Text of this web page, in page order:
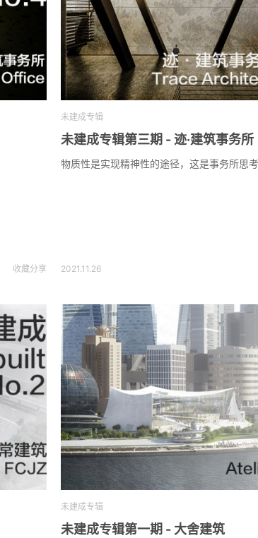
收藏分享
未建成专辑
未建成专辑第三期 - 迹·建筑事务所
物质性是实现精神性的途径，这是事务所思考
2021.11.26
未建成专辑
未建成专辑第一期 - 大舍建筑